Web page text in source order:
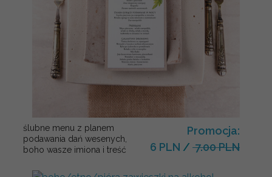
ślubne menu z planem
podawania dań wesenych,
boho wasze imiona i treść
Promocja:
6 PLN / 7.00 PLN